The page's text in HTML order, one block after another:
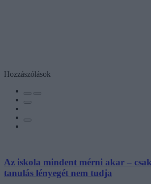
Hozzászólások
Az iskola mindent mérni akar –
tanulás lényegét nem tudja